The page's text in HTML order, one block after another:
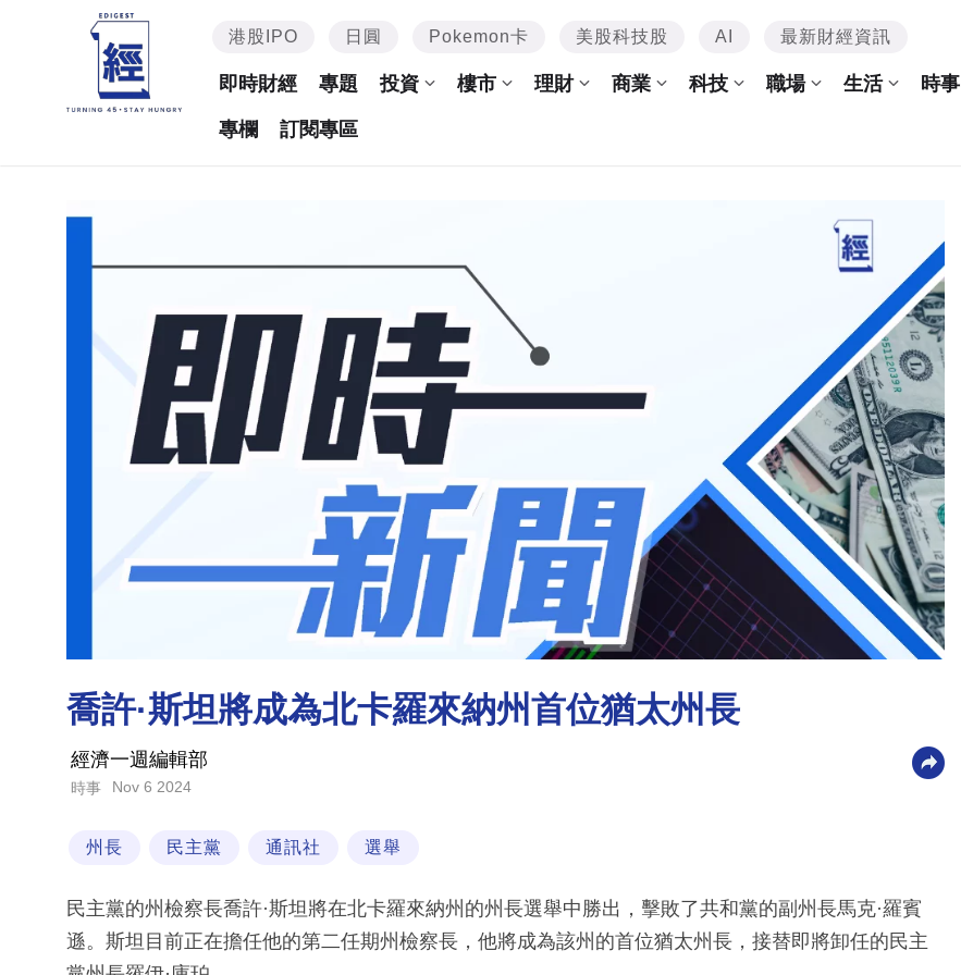
港股IPO 日圓 Pokemon卡 美股科技股 AI 最新財經資訊
即時財經 專題 投資 樓市 理財 商業 科技 職場 生活 時事
專欄 訂閱專區
喬許·斯坦將成為北卡羅來納州首位猶太州長
經濟一週編輯部
時事 Nov 6 2024
州長 民主黨 通訊社 選舉
民主黨的州檢察長喬許·斯坦將在北卡羅來納州的州長選舉中勝出，擊敗了共和黨的副州長馬克·羅賓
遜。斯坦目前正在擔任他的第二任期州檢察長，他將成為該州的首位猶太州長，接替即將卸任的民主